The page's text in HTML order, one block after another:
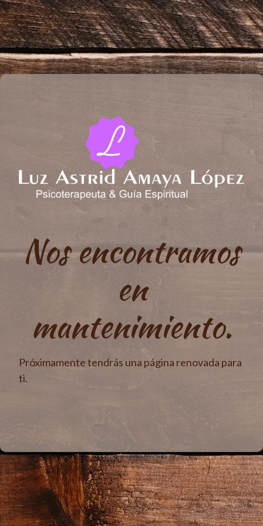
Nos encontramos
en
mantenimiento.
Próximamente tendrás una página renovada para
ti.